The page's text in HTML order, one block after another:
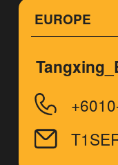
EUROPE